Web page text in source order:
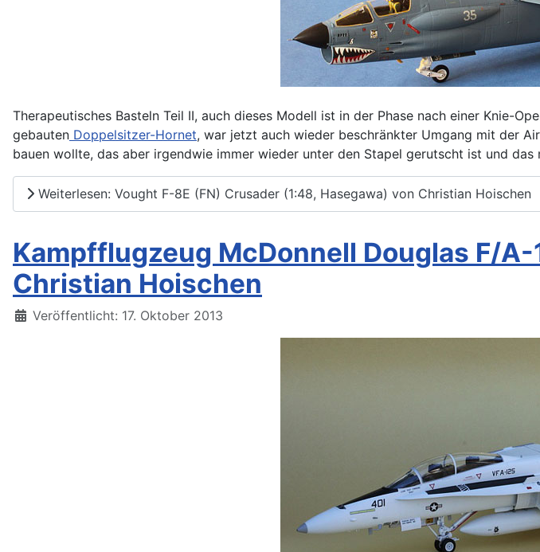
Therapeutisches Basteln Teil II, auch dieses Modell ist in der Phase nach einer Knie-
gebauten Doppelsitzer-Hornet, war jetzt auch wieder beschränkter Umgang mit der
bauen wollte, das aber irgendwie immer wieder unter den Stapel gerutscht ist und
Weiterlesen: Vought F-8E (FN) Crusader (1:48, Hasegawa) von Christian Hoischen
Kampfflugzeug McDonnell Douglas F/
Christian Hoischen
Details
Veröffentlicht: 17. Oktober 2013